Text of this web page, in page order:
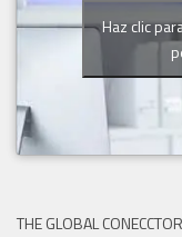
Haz clic
THE GLOBAL